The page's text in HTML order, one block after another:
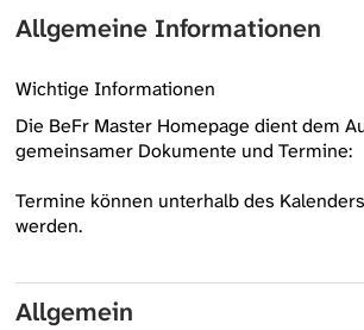
Allgemeine Informationen
Wichtige Informationen
Die BeFr Master Homepage dient dem
gemeinsamer Dokumente und Termine:
Termine können unterhalb des
werden.
Allgemein